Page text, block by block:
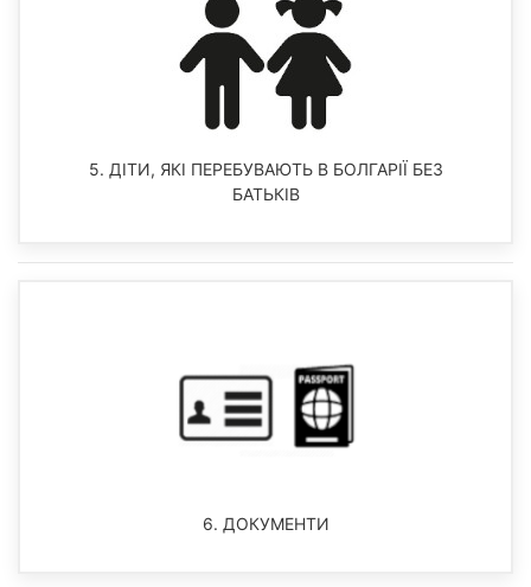
5. ДІТИ, ЯКІ ПЕРЕБУВАЮТЬ В БОЛГАРІЇ БЕЗ
БАТЬКІВ
6. ДОКУМЕНТИ